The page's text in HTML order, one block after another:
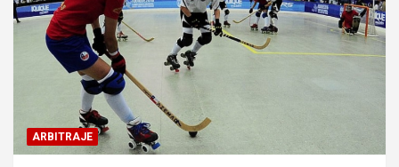
ARBITRAJE